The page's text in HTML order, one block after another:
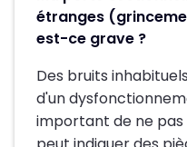
étranges
est-ce grave ?
Des bruits
d'un
important de ne pas